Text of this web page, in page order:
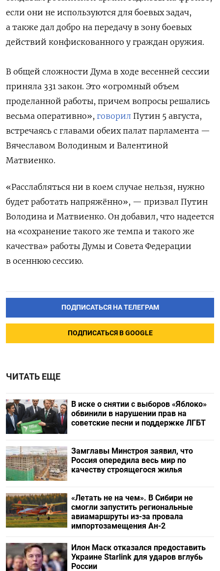
если они не используются для боевых задач,
а также дал добро на передачу в зону боевых
действий конфискованного у граждан оружия.
В общей сложности Дума в ходе весенней сессии
приняла 331 закон. Это «огромный объем
проделанной работы, причем вопросы решались
весьма оперативно», говорил Путин 5 августа,
встречаясь с главами обеих палат парламента —
Вячеславом Володиным и Валентиной
Матвиенко.
«Расслабляться ни в коем случае нельзя, нужно
будет работать напряжённо», — призвал Путин
Володина и Матвиенко. Он добавил, что надеется
на «сохранение такого же темпа и такого же
качества» работы Думы и Совета Федерации
в осеннюю сессию.
ПОДПИСАТЬСЯ НА ТЕЛЕГРАМ
ПОДПИСАТЬСЯ В GOOGLE
ЧИТАТЬ ЕЩЕ
В иске о снятии с выборов «Яблоко»
обвинили в нарушении прав на
советские песни и поддержке ЛГБТ
Замглавы Минстроя заявил, что
Россия опередила весь мир по
качеству строящегося жилья
«Летать не на чем». В Сибири не
смогли запустить региональные
авиамаршруты из-за провала
импортозамещения Ан-2
Илон Маск отказался предоставить
Украине Starlink для ударов вглубь
России